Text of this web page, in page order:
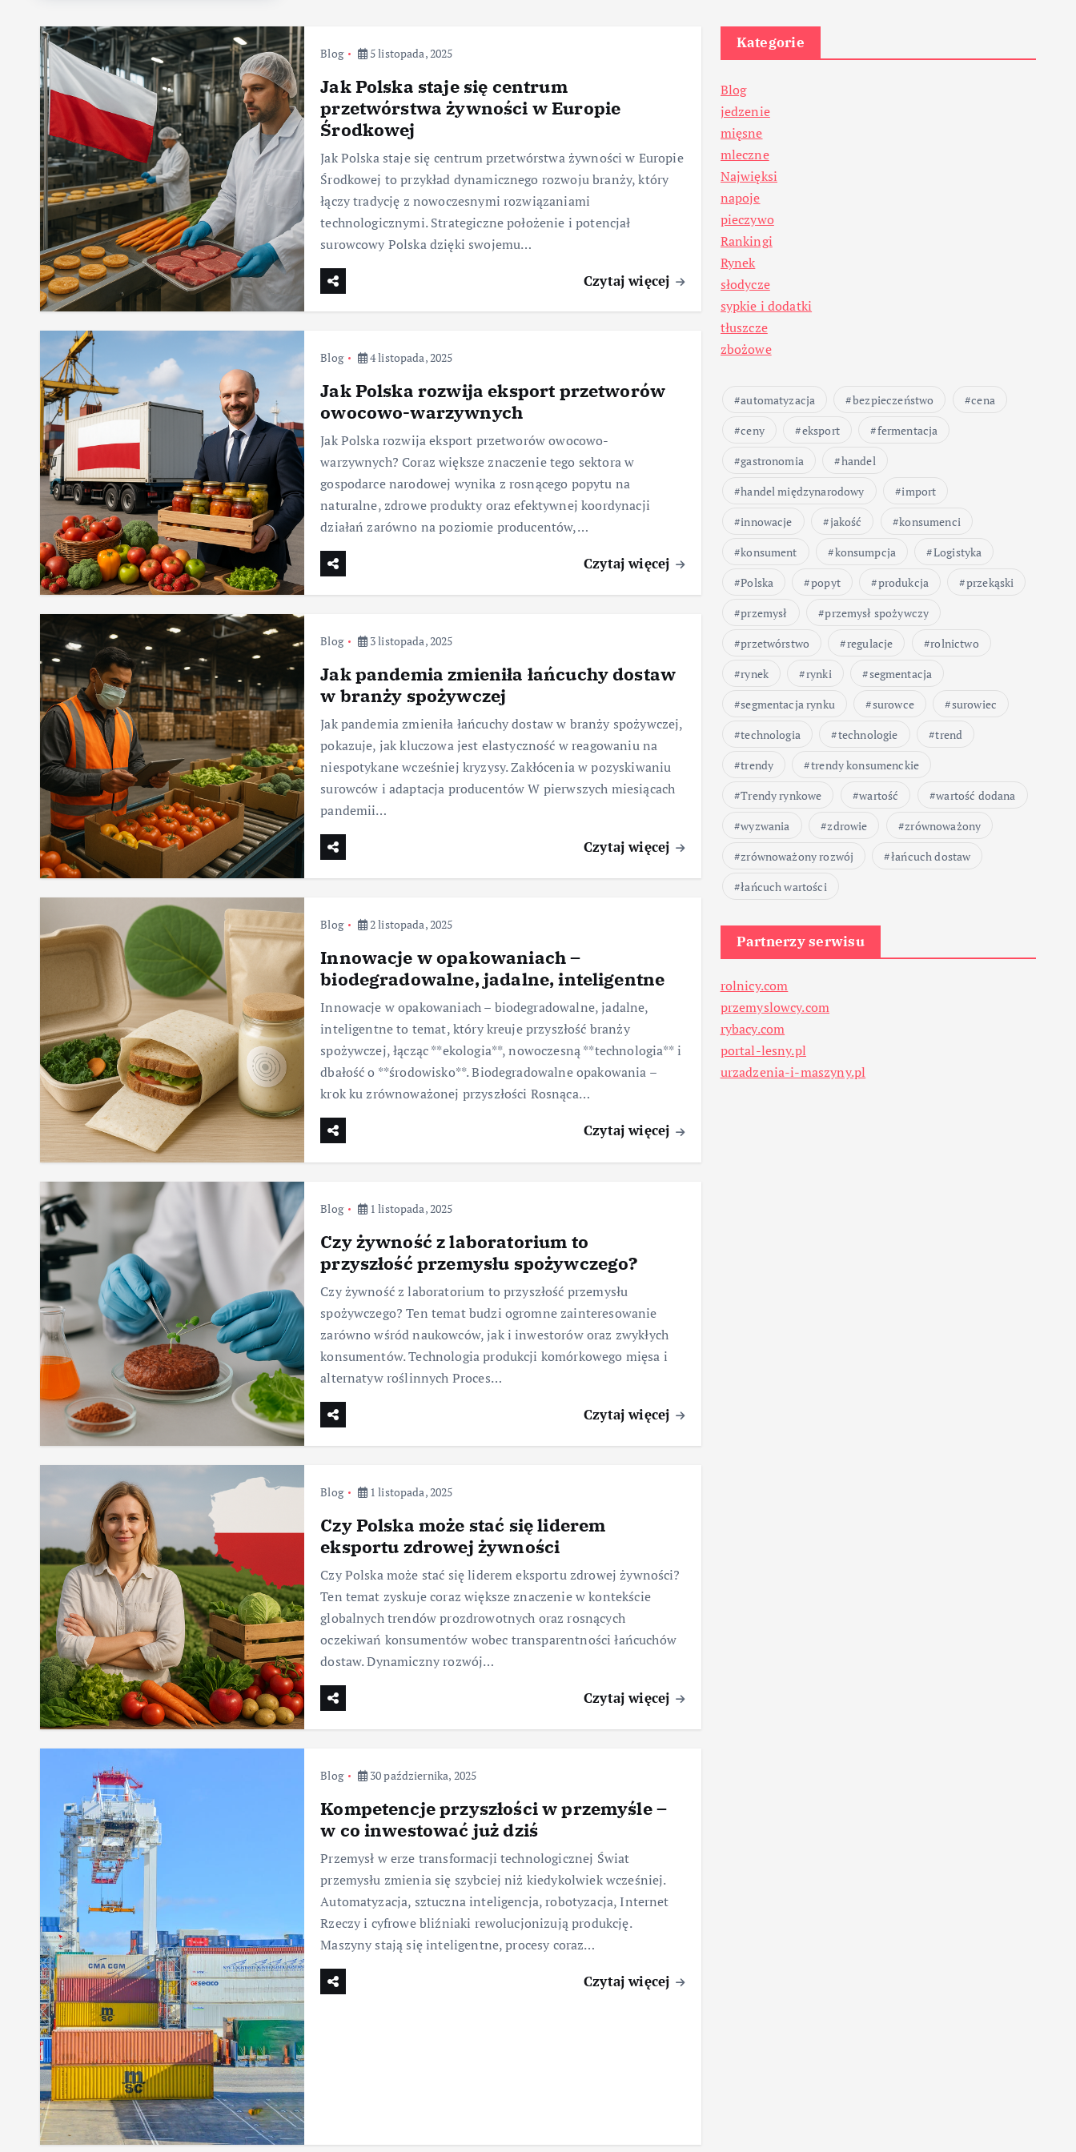
Blog 5 listopada, 2025
Jak Polska staje się centrum
przetwórstwa żywności w Europie
Środkowej
Jak Polska staje się centrum przetwórstwa żywności w Europie
Środkowej to przykład dynamicznego rozwoju branży, który
łączy tradycję z nowoczesnymi rozwiązaniami
technologicznymi. Strategiczne położenie i potencjał
surowcowy Polska dzięki swojemu…
Czytaj więcej
Blog 4 listopada, 2025
Jak Polska rozwija eksport przetworów
owocowo-warzywnych
Jak Polska rozwija eksport przetworów owocowo-
warzywnych? Coraz większe znaczenie tego sektora w
gospodarce narodowej wynika z rosnącego popytu na
naturalne, zdrowe produkty oraz efektywnej koordynacji
działań zarówno na poziomie producentów,…
Czytaj więcej
Blog 3 listopada, 2025
Jak pandemia zmieniła łańcuchy dostaw
w branży spożywczej
Jak pandemia zmieniła łańcuchy dostaw w branży spożywczej,
pokazuje, jak kluczowa jest elastyczność w reagowaniu na
niespotykane wcześniej kryzysy. Zakłócenia w pozyskiwaniu
surowców i adaptacja producentów W pierwszych miesiącach
pandemii…
Czytaj więcej
Blog 2 listopada, 2025
Innowacje w opakowaniach –
biodegradowalne, jadalne, inteligentne
Innowacje w opakowaniach – biodegradowalne, jadalne,
inteligentne to temat, który kreuje przyszłość branży
spożywczej, łącząc **ekologia**, nowoczesną **technologia** i
dbałość o **środowisko**. Biodegradowalne opakowania –
krok ku zrównoważonej przyszłości Rosnąca…
Czytaj więcej
Blog 1 listopada, 2025
Czy żywność z laboratorium to
przyszłość przemysłu spożywczego?
Czy żywność z laboratorium to przyszłość przemysłu
spożywczego? Ten temat budzi ogromne zainteresowanie
zarówno wśród naukowców, jak i inwestorów oraz zwykłych
konsumentów. Technologia produkcji komórkowego mięsa i
alternatyw roślinnych Proces…
Czytaj więcej
Blog 1 listopada, 2025
Czy Polska może stać się liderem
eksportu zdrowej żywności
Czy Polska może stać się liderem eksportu zdrowej żywności?
Ten temat zyskuje coraz większe znaczenie w kontekście
globalnych trendów prozdrowotnych oraz rosnących
oczekiwań konsumentów wobec transparentności łańcuchów
dostaw. Dynamiczny rozwój…
Czytaj więcej
Blog 30 października, 2025
Kompetencje przyszłości w przemyśle –
w co inwestować już dziś
Przemysł w erze transformacji technologicznej Świat
przemysłu zmienia się szybciej niż kiedykolwiek wcześniej.
Automatyzacja, sztuczna inteligencja, robotyzacja, Internet
Rzeczy i cyfrowe bliźniaki rewolucjonizują produkcję.
Maszyny stają się inteligentne, procesy coraz…
Czytaj więcej
Kategorie
Blog
jedzenie
mięsne
mleczne
Najwięksi
napoje
pieczywo
Rankingi
Rynek
słodycze
sypkie i dodatki
tłuszcze
zbożowe
automatyzacja bezpieczeństwo
cena
ceny
eksport
fermentacja
gastronomia
handel
handel międzynarodowy
import
innowacje
jakość
konsumenci
konsument
konsumpcja
Logistyka
Polska
popyt produkcja
przekąski
przemysł
przemysł spożywczy
przetwórstwo
regulacje
rolnictwo
rynek
rynki
segmentacja
segmentacja rynku
surowce
surowiec
technologia
technologie
trend
trendy
trendy konsumenckie
Trendy rynkowe
wartość
wartość dodana
wyzwania
zdrowie
zrównoważony
zrównoważony rozwój
łańcuch dostaw
łańcuch wartości
Partnerzy serwisu
rolnicy.com
przemyslowcy.com
rybacy.com
portal-lesny.pl
urzadzenia-i-maszyny.pl